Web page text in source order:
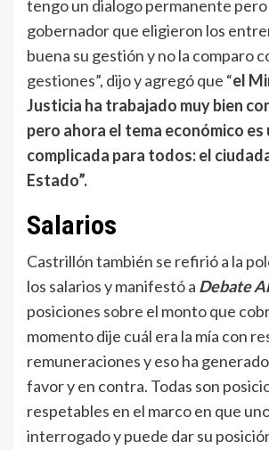
tengo un dialogo permanente pero
gobernador que eligieron los
buena su gestión y no la comparo
gestiones”, dijo y agregó que “el
Justicia ha trabajado muy bien
pero ahora el tema económico
complicada para todos: el
Estado”.
Salarios
Castrillón también se refirió a la
los salarios y manifestó a Debate
posiciones sobre el monto que
momento dije cuál era la mía con
remuneraciones y eso ha
favor y en contra. Todas son
respetables en el marco en que
interrogado y puede dar su